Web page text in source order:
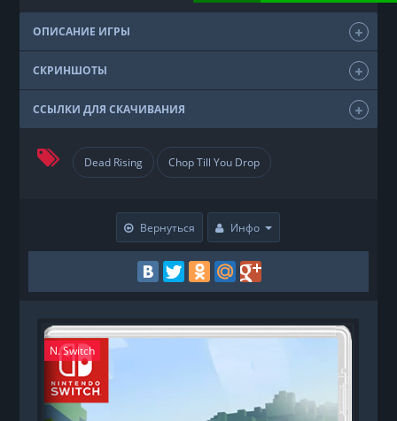
ОПИСАНИЕ ИГРЫ
СКРИНШОТЫ
ССЫЛКИ ДЛЯ СКАЧИВАНИЯ
Dead Rising Chop Till You Drop
Вернуться Инфо
N. Switch